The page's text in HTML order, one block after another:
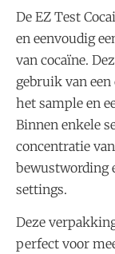
De EZ Test
en eenvoudig
van cocaïne.
gebruik van een
het sample en
Binnen enkele
concentratie van
bewustwording
settings.
Deze
perfect voor